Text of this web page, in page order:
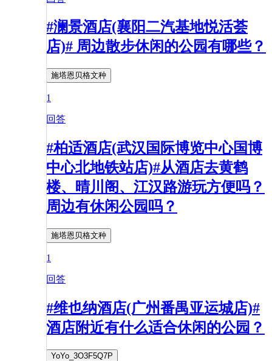
#澜景酒店(襄阳二汽基地悦活荟
店)# 周边散步休闲的公园有哪些？
施塔恩贝格文种
1
回答
#柏适酒店(武汉国际博览中心国博
中心北地铁站店)#从酒店去黄鹤
楼、晴川阁、江汉路游玩方便吗？
周边有休闲公园吗？
施塔恩贝格文种
1
回答
#维也纳酒店(广州番禺亚运城店)#
酒店附近有什么适合休闲的公园？
YoYo_3O3F5Q7P